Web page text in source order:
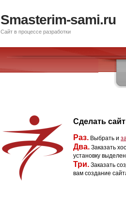
Smasterim-sami.ru
Сайт в процессе разработки
Сделать
Раз. Выбрать и
Два. Заказать
установку
Три. Заказать
вам создание